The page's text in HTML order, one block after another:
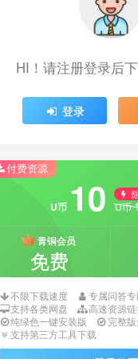
HI！请注册登录后
登录
付费资源
U币 10 U币
青铜会员
免费
不限下载速度
专属问答专
支持各类网盘
高速资源
纯绿色一键安装版
完整
支持第三方工具下载